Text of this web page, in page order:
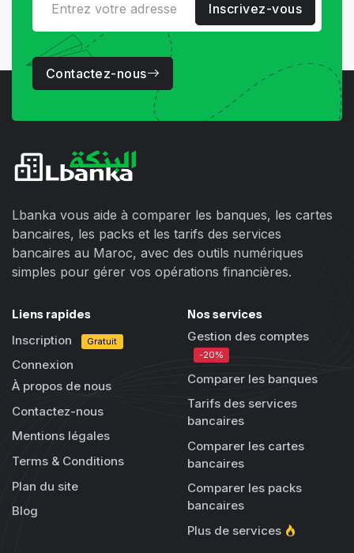
Inscrivez-vous
Contactez-nous
Lbanka vous aide à comparer les banques, les cartes
bancaires, les packs et les tarifs des services
bancaires au Maroc, avec des outils numériques
simples pour gérer vos opérations financières.
Liens rapides
Inscription Gratuit
Connexion
À propos de nous
Contactez-nous
Mentions légales
Terms & Conditions
Plan du site
Blog
Nos services
Gestion des comptes
-20%
Comparer les banques
Tarifs des services
bancaires
Comparer les cartes
bancaires
Comparer les packs
bancaires
Plus de services